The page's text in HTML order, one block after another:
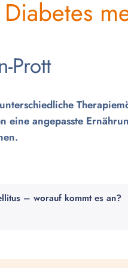
Prott
eine angepasste
– worauf kommt es an?